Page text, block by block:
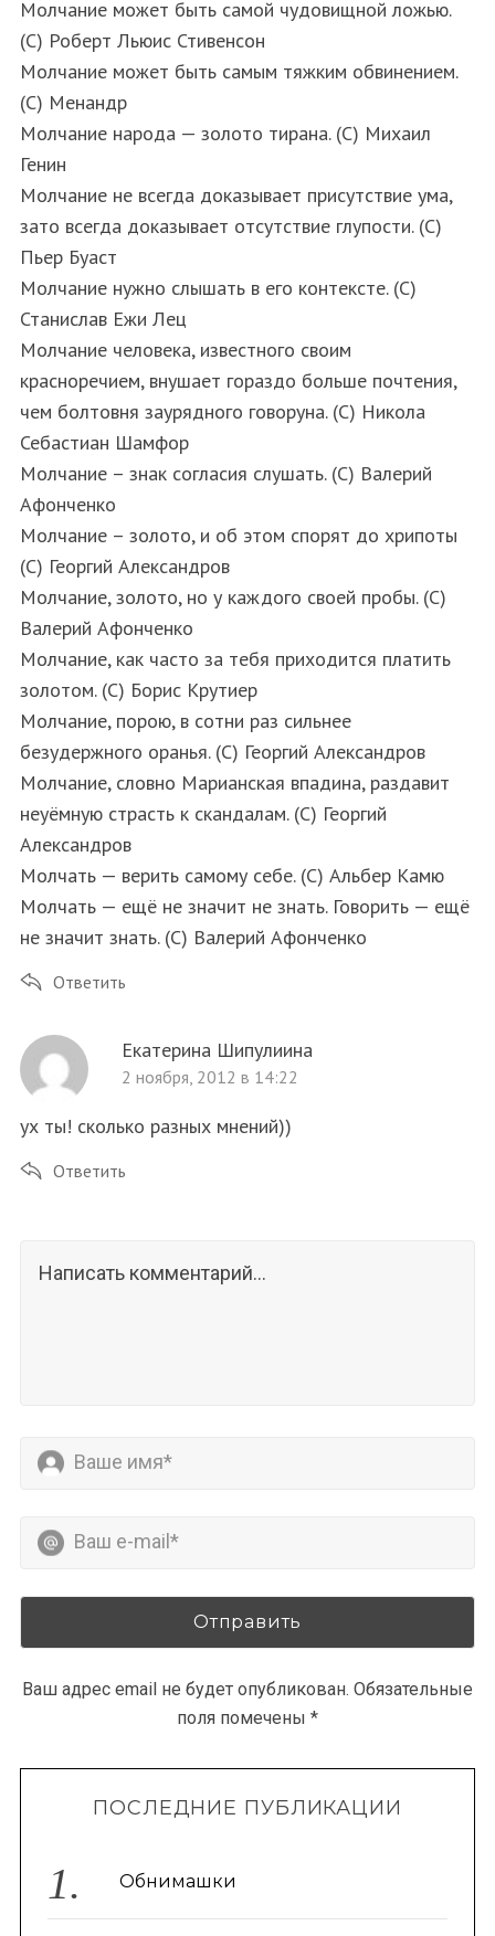
Молчание может быть самой чудовищной ложью.
(С) Роберт Льюис Стивенсон
Молчание может быть самым тяжким обвинением.
(С) Менандр
Молчание народа — золото тирана. (С) Михаил
Генин
Молчание не всегда доказывает присутствие ума,
зато всегда доказывает отсутствие глупости. (С)
Пьер Буаст
Молчание нужно слышать в его контексте. (С)
Станислав Ежи Лец
Молчание человека, известного своим
красноречием, внушает гораздо больше почтения,
чем болтовня заурядного говоруна. (С) Никола
Себастиан Шамфор
Молчание – знак согласия слушать. (С) Валерий
Афонченко
Молчание – золото, и об этом спорят до хрипоты
(С) Георгий Александров
Молчание, золото, но у каждого своей пробы. (С)
Валерий Афонченко
Молчание, как часто за тебя приходится платить
золотом. (С) Борис Крутиер
Молчание, порою, в сотни раз сильнее
безудержного оранья. (С) Георгий Александров
Молчание, словно Марианская впадина, раздавит
неуёмную страсть к скандалам. (С) Георгий
Александров
Молчать — верить самому себе. (С) Альбер Камю
Молчать — ещё не значит не знать. Говорить — ещё
не значит знать. (С) Валерий Афонченко
Ответить
Екатерина Шипулиина
2 ноября, 2012 в 14:22
ух ты! сколько разных мнений))
Ответить
Ваш адрес email не будет опубликован. Обязательные
поля помечены *
ПОСЛЕДНИЕ ПУБЛИКАЦИИ
Обнимашки